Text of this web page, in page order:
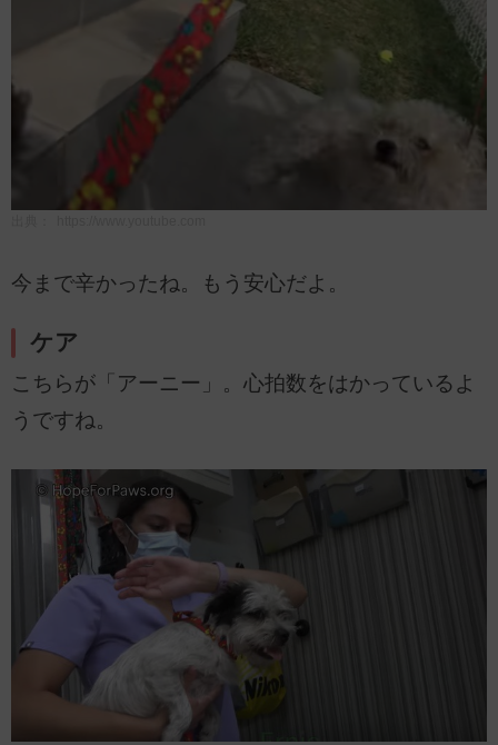
今まで辛かったね。もう安心だよ。
ケア
こちらが「アーニー」。心拍数をはかっているよ
うですね。